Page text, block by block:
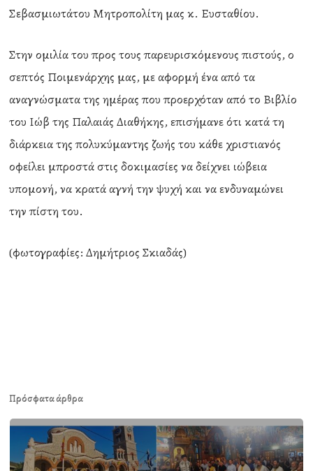
Σεβασμιωτάτου Μητροπολίτη μας κ. Ευσταθίου.
Στην ομιλία του προς τους παρευρισκόμενους πιστούς, ο
σεπτός Ποιμενάρχης μας, με αφορμή ένα από τα
αναγνώσματα της ημέρας που προερχόταν από το Βιβλίο
του Ιώβ της Παλαιάς Διαθήκης, επισήμανε ότι κατά τη
διάρκεια της πολυκύμαντης ζωής του κάθε χριστιανός
οφείλει μπροστά στις δοκιμασίες να δείχνει ιώβεια
υπομονή, να κρατά αγνή την ψυχή και να ενδυναμώνει
την πίστη του.
(φωτογραφίες: Δημήτριος Σκιαδάς)
Πρόσφατα άρθρα